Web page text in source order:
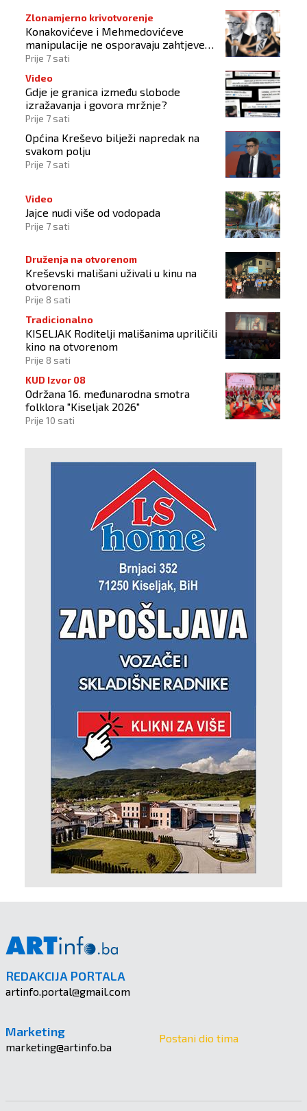
Zlonamjerno krivotvorenje
Konakovićeve i Mehmedovićeve
manipulacije ne osporavaju zahtjeve
Hrvata
Prije 7 sati
Video
Gdje je granica između slobode
izražavanja i govora mržnje?
Prije 7 sati
Općina Kreševo bilježi napredak na
svakom polju
Prije 7 sati
Video
Jajce nudi više od vodopada
Prije 7 sati
Druženja na otvorenom
Kreševski mališani uživali u kinu na
otvorenom
Prije 8 sati
Tradicionalno
KISELJAK Roditelji mališanima upriličili
kino na otvorenom
Prije 8 sati
KUD Izvor 08
Održana 16. međunarodna smotra
folklora "Kiseljak 2026"
Prije 10 sati
REDAKCIJA PORTALA
artinfo.portal@gmail.com
Marketing
marketing@artinfo.ba
Postani dio tima